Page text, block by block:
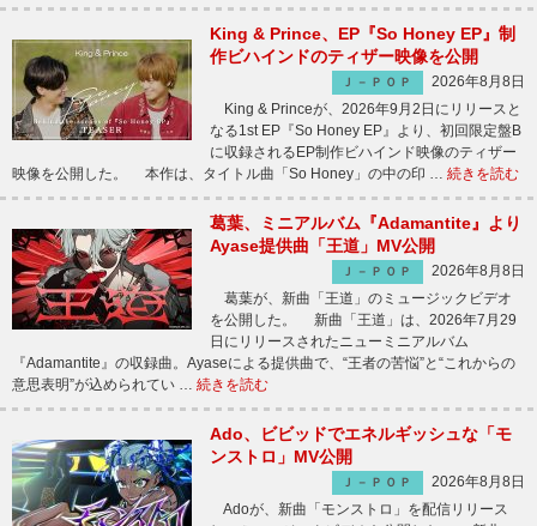
King & Prince、EP『So Honey EP』制
作ビハインドのティザー映像を公開
Ｊ－ＰＯＰ
2026年8月8日
King & Princeが、2026年9月2日にリリースと
なる1st EP『So Honey EP』より、初回限定盤B
に収録されるEP制作ビハインド映像のティザー
映像を公開した。 本作は、タイトル曲「So Honey」の中の印 … 続きを読む
葛葉、ミニアルバム『Adamantite』より
Ayase提供曲「王道」MV公開
Ｊ－ＰＯＰ
2026年8月8日
葛葉が、新曲「王道」のミュージックビデオ
を公開した。 新曲「王道」は、2026年7月29
日にリリースされたニューミニアルバム
『Adamantite』の収録曲。Ayaseによる提供曲で、“王者の苦悩”と“これからの
意思表明”が込められてい … 続きを読む
Ado、ビビッドでエネルギッシュな「モ
ンストロ」MV公開
Ｊ－ＰＯＰ
2026年8月8日
Adoが、新曲「モンストロ」を配信リリース